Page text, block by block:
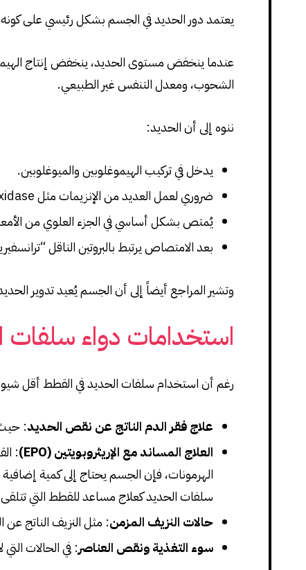
يعتمد دور الحديد في الجسم بشكل رئيسي على كونه
عندما ينخفض مستوى الحديد، ينخفض إنتاج
الشحوب، ومعدل التنفس غير الطبيعي.
ننوه إلى أن الحديد:
يدخل في تركيب الهيموغلوبين والميوغلوبين.
ضروري لعمل العديد من الإنزيمات مثل cytochrome oxidase وsuccinic dehydrogenase.
يُمتص بشكل أساسي في الجزء العلوي من
بعد الامتصاص يرتبط بالبروتين الناقل
وتشير المراجع أيضاً إلى أن الجسم يُعيد تدوير
استخدامات دواء سلفات
رغم أن استخدام سلفات الحديد في القطط أقل
علاج فقر الدم الناتج عن نقص الحديد:
العلاج المساند مع الإريثروبويتين (EPO)
:
الهرمونات، فإن الجسم يحتاج إلى كمية
سلفات الحديد كعلاج مساعد للقطط التي تتلقى
حالات النزيف المزمن: مثل النزيف الناتج
سوء التغذية ونقص العناصر: في الحالات